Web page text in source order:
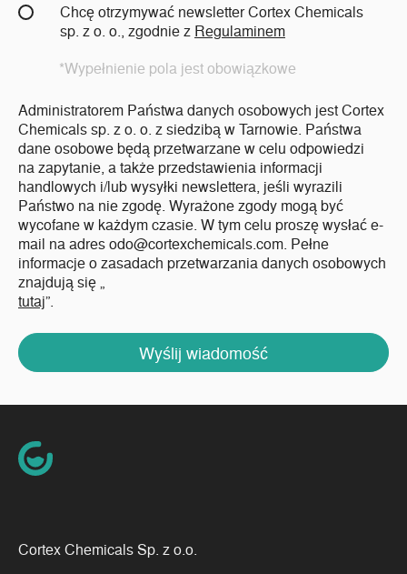
Chcę otrzymywać newsletter Cortex Chemicals
sp. z o. o., zgodnie z Regulaminem
*Wypełnienie pola jest obowiązkowe
Administratorem Państwa danych osobowych jest Cortex
Chemicals sp. z o. o. z siedzibą w Tarnowie. Państwa
dane osobowe będą przetwarzane w celu odpowiedzi
na zapytanie, a także przedstawienia informacji
handlowych i/lub wysyłki newslettera, jeśli wyrazili
Państwo na nie zgodę. Wyrażone zgody mogą być
wycofane w każdym czasie. W tym celu proszę wysłać e-
mail na adres odo@cortexchemicals.com. Pełne
informacje o zasadach przetwarzania danych osobowych
znajdują się „
tutaj”.
Wyślij wiadomość
Cortex Chemicals Sp. z o.o.